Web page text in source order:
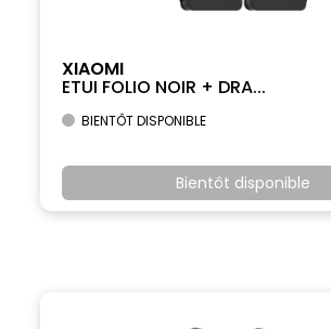
XIAOMI
ETUI FOLIO NOIR + DRA...
BIENTÔT DISPONIBLE
Bientôt disponible